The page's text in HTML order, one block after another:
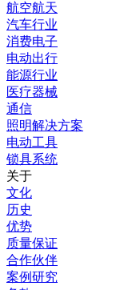
航空航天
汽车行业
消费电子
电动出行
能源行业
医疗器械
通信
照明解决方案
电动工具
锁具系统
关于
文化
历史
优势
质量保证
合作伙伴
案例研究